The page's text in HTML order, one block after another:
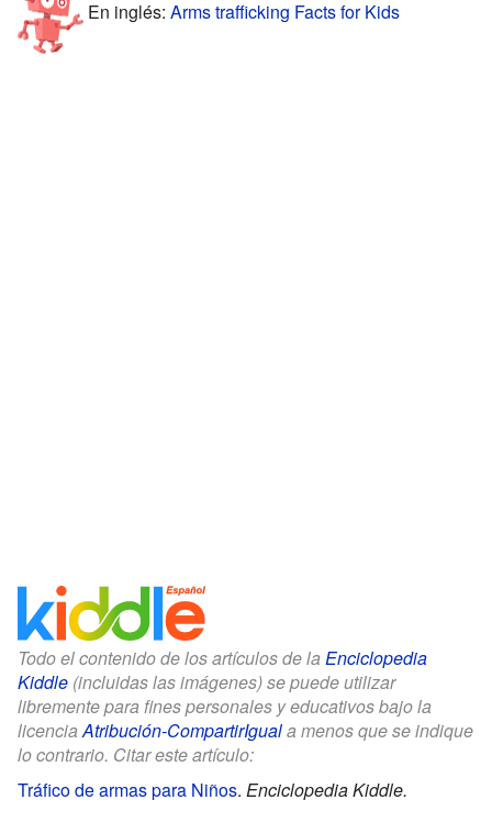
En inglés: Arms trafficking Facts for Kids
Todo el contenido de los artículos de la Enciclopedia
Kiddle (incluidas las imágenes) se puede utilizar
libremente para fines personales y educativos bajo la
licenciaAtribución-CompartirIguala menos que se indique
lo contrario. Citar este artículo:
Tráfico de armas para Niños. Enciclopedia Kiddle.